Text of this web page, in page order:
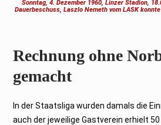
Sonntag, 4. Dezember 1960, Linzer Stadion,
Dauerbeschuss, Laszlo Nemeth vom LASK
Rechnung ohne
gemacht
In der Staatsliga wurden damals die
auch der jeweilige Gastverein erhielt